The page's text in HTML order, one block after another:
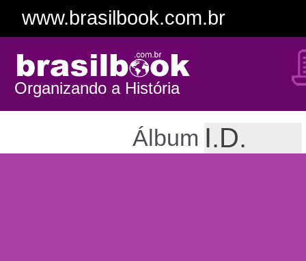
www.brasilbook.com.br
Organizando a História
Álbum